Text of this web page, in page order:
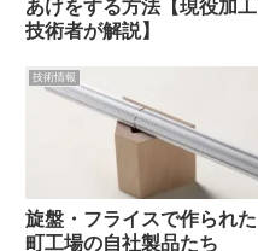
あけをする方法【現役加工
技術者が解説】
技術情報
旋盤・フライスで作られた
町工場の自社製品たち